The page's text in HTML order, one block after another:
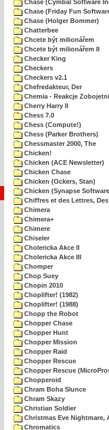
Chase (Cymbal Software
Chase (Friday Fun
Chase (Holger Bommer)
Chatterbee
Chcete být milionářem
Chcete být milionářem II
Checker King
Checkers
Checkers v2.1
Chefredakteur, Der
Chemia - Reakcje
Cherry Harry II
Chess 7.0
Chess (Compute!)
Chess (Parker Brothers)
Chessmaster 2000, The
Chicken!
Chicken (ACE Newsletter)
Chicken Chase
Chicken (Ockers, Stan)
Chicken (Synapse
Chiffres et des Lettres, Des
Chimera
Chimera+
Chimere
Chiseler
Cholericka Akce II
Cholericka Akce III
Chomper
Chop Suey
Chopin 2010
Choplifter! (1982)
Choplifter! (1988)
Chopp the Robot
Chopper Chase
Chopper Hunt
Chopper Mission
Chopper Raid
Chopper Rescue
Chopper Rescue
Chopperoid
Chram Boha Slunce
Chram Skazy
Christian Soldier
Christmas Eve Nightmare,
Chromatics